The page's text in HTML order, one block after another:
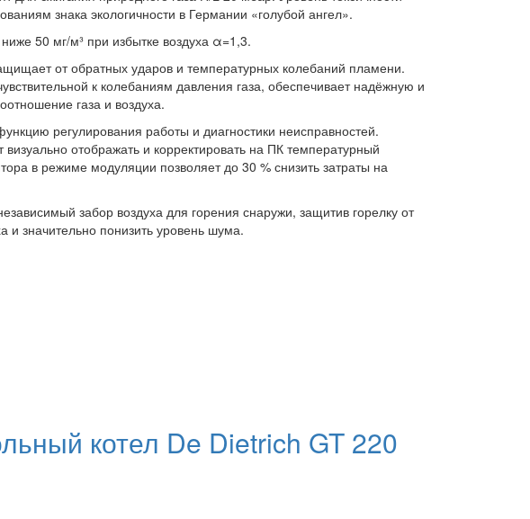
знака экологичности в Германии «голубой ангел».
50 мг/м³ при избытке воздуха α=1,3.
от обратных ударов и температурных колебаний пламени.
к колебаниям давления газа, обеспечивает надёжную и
газа и воздуха.
регулирования работы и диагностики неисправностей.
отображать и корректировать на ПК температурный
в режиме модуляции позволяет до 30 % снизить затраты на
забор воздуха для горения снаружи, защитив горелку от
и значительно понизить уровень шума.
котел De Dietrich GT 220